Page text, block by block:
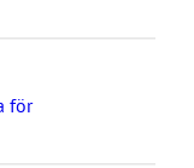
för